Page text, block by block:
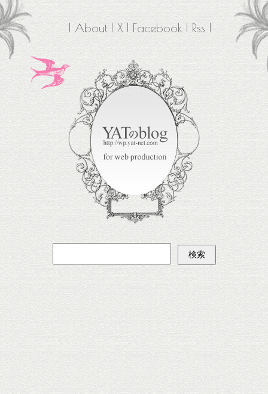
About X Facebook Rss